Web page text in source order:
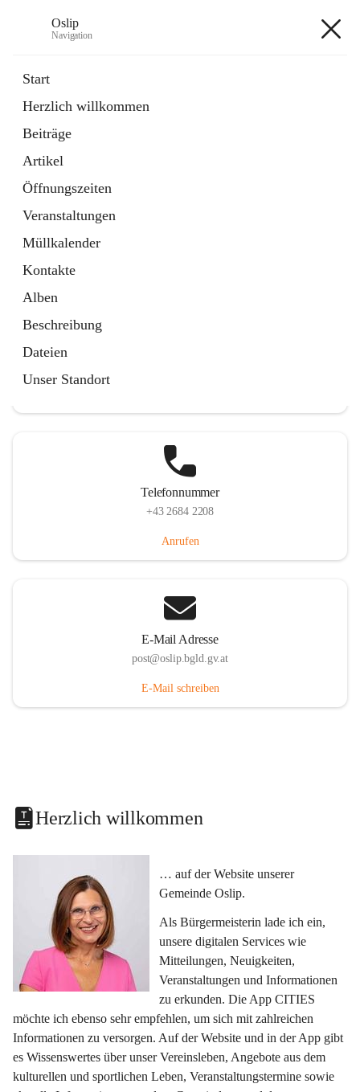
Oslip
Navigation
Start
Herzlich willkommen
Beiträge
Artikel
Öffnungszeiten
Veranstaltungen
Müllkalender
Kontakte
Alben
Beschreibung
Dateien
Unser Standort
Externe Webseite
in
Tab
Bundeskanzleramt Österreich
Externe Webseite
öffnet
in
neuem
Tab
Telefonnummer
+43 2684 2208
Anrufen
E-Mail Adresse
post@oslip.bgld.gv.at
E-Mail schreiben
Herzlich willkommen
… auf der Website unserer
Gemeinde Oslip.
Als Bürgermeisterin lade ich ein,
unsere digitalen Services wie
Mitteilungen, Neuigkeiten,
Veranstaltungen und Informationen
zu erkunden. Die App CITIES
möchte ich ebenso sehr empfehlen, um sich mit zahlreichen
Informationen zu versorgen. Auf der Website und in der App gibt
es Wissenswertes über unser Vereinsleben, Angebote aus dem
kulturellen und sportlichen Leben, Veranstaltungstermine sowie